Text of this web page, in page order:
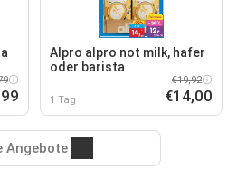
Alpro alpro not milk, hafer
oder barista
1 Tag
€19,92
€14,00
Angebote